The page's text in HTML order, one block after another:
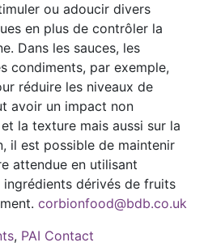
ou adoucir divers
en plus de contrôler la
Dans les sauces, les
condiments, par exemple,
réduire les niveaux de
avoir un impact non
la texture mais aussi sur la
il est possible de maintenir
attendue en utilisant
ingrédients dérivés de fruits
corbionfood@bdb.co.uk
, PAI Contact